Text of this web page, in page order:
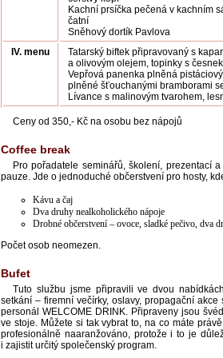
Kachní prsíčka pečená v kachním
čatní
Sněhový dortík Pavlova
IV. menu
Tatarský biftek připravovaný s
a olivovým olejem, topinky s
Vepřová panenka plněná
plněné šťouchanými bramborami
Lívance s malinovým tvarohem,
Ceny od 350,- Kč na osobu bez nápojů
Coffee break
Pro pořadatele seminářů, školení, prezentací
pauze. Jde o jednoduché občerstvení pro hosty,
Kávu a čaj
Dva druhy nealkoholického nápoje
Drobné občerstvení – ovoce, sladké pečivo, dva
Počet osob neomezen.
Bufet
Tuto službu jsme připravili ve dvou
setkání – firemní večírky, oslavy, propagační
personál WELCOME DRINK. Připraveny jsou
ve stoje. Můžete si tak vybrat to, na co máte
profesionálně naaranžováno, protože i to je
i zajistit určitý společenský program.